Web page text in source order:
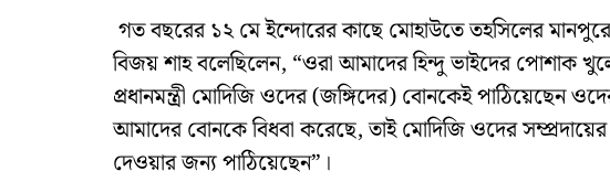
গত বছরের ১২ মে ইন্দোরের কাছে মোহাউতে তহসিলের
বিজয় শাহ বলেছিলেন, “ওরা আমাদের হিন্দু ভাইদের পোশাক
প্রধানমন্ত্রী মোদিজি ওদের (জঙ্গিদের) বোনকেই পাঠিয়েছেন
আমাদের বোনকে বিধবা করেছে, তাই মোদিজি ওদের
দেওয়ার জন্য পাঠিয়েছেন”।